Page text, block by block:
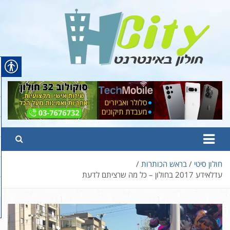
content
Hcity – חולון באינטרנט
פורטל החדשות והמידע של חולון
חולון סיטי
בראש הכותרות
עדלאידע 2017 בחולון – כל מה שרציתם לדעת